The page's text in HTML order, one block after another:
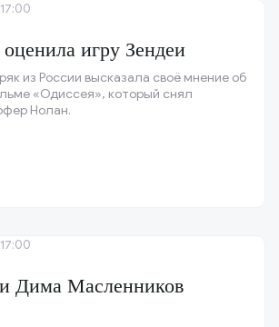
игру Зендеи
из России высказала своё мнение об
«Одиссея», который снял
Нолан.
Дима Масленников